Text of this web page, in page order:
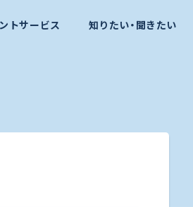
トサービス 知りたい・聞きたい